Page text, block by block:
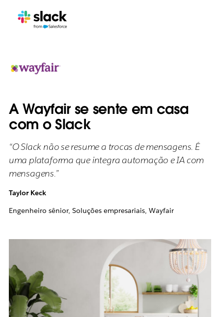
A Wayfair se sente em casa
com o Slack
“O Slack não se resume a trocas de mensagens. É
uma plataforma que integra automação e IA com
mensagens.”
Taylor Keck
Engenheiro sênior, Soluções empresariais, Wayfair